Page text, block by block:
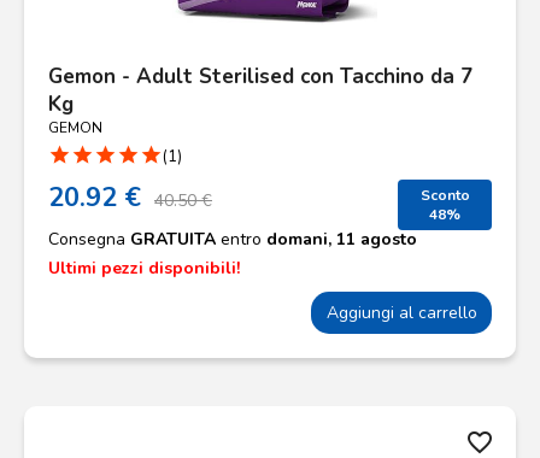
Gemon - Adult Sterilised con Tacchino da 7
Kg
GEMON
star star star star star(1)
20.92 € 40.50 €
Sconto
48%
Consegna GRATUITA entro domani, 11 agosto
Ultimi pezzi disponibili!
Aggiungi al carrello
favorite_border